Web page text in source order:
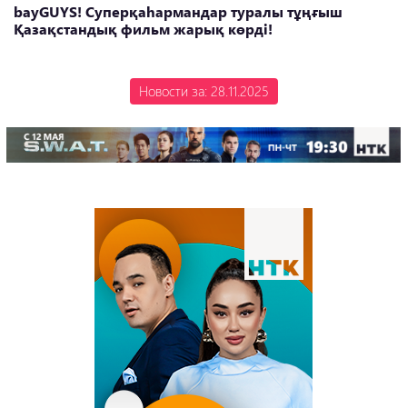
bayGUYS! Суперқаһармандар туралы тұңғыш
Қазақстандық фильм жарық көрді!
Новости за: 28.11.2025